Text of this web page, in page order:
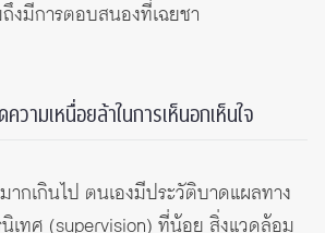
งมีการตอบสนองที่เฉยชา
วามเหนื่อยล้าในการเห็นอกเห็นใจ
กเกินไป ตนเองมีประวัติบาดแผลทาง
นิเทศ (supervision) ที่น้อย สิ่งแวดล้อม